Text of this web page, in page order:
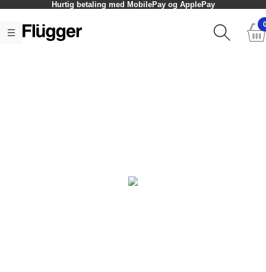
Hurtig betaling med MobilePay og ApplePay